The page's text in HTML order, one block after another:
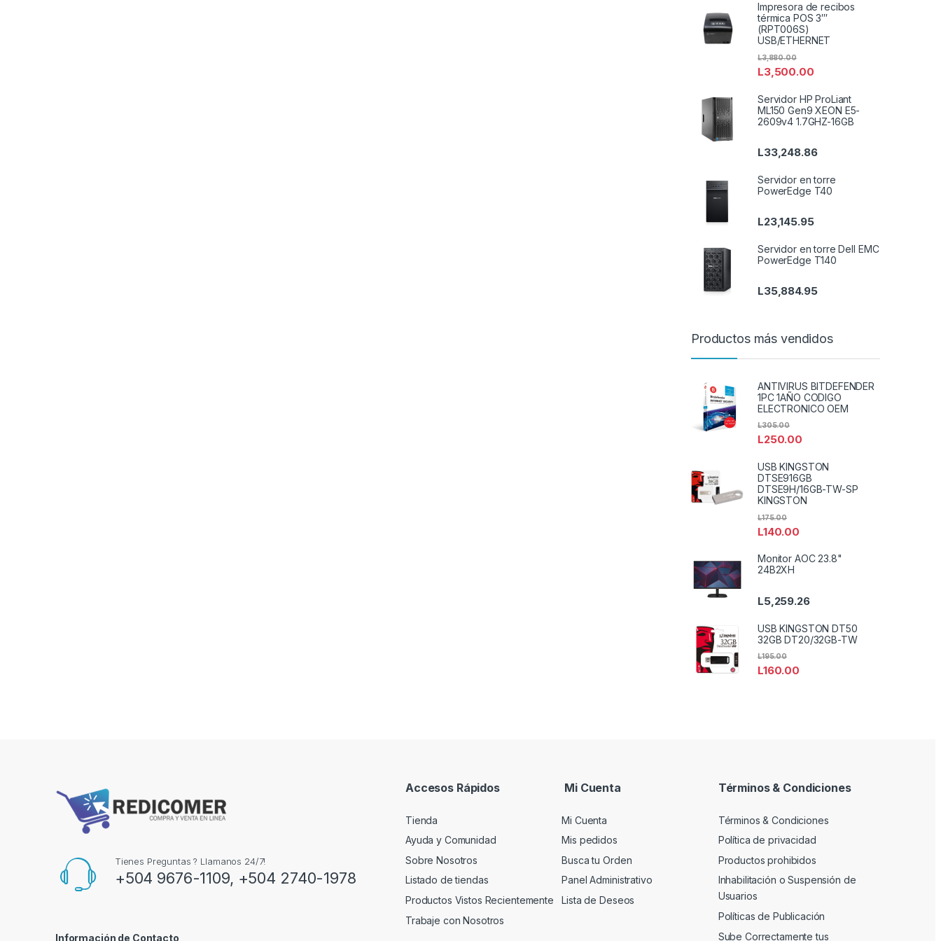
Impresora de recibos
térmica POS 3′′′
(RPT006S)
USB/ETHERNET
L3,500.00
L3,880.00
Servidor HP ProLiant
ML150 Gen9 XEON E5-
2609v4 1.7GHZ-16GB
L33,248.86
Servidor en torre
PowerEdge T40
L23,145.95
Servidor en torre Dell EMC
PowerEdge T140
L35,884.95
Productos más vendidos
ANTIVIRUS BITDEFENDER
1PC 1AÑO CODIGO
ELECTRONICO OEM
L250.00
L305.00
USB KINGSTON
DTSE916GB
DTSE9H/16GB-TW-SP
KINGSTON
L140.00
L175.00
Monitor AOC 23.8"
24B2XH
L5,259.26
USB KINGSTON DT50
32GB DT20/32GB-TW
L160.00
L195.00
Tienes Preguntas ? Llamanos 24/7!
+504 9676-1109, +504 2740-1978
Información de Contacto
Accesos Rápidos
Tienda
Ayuda y Comunidad
Sobre Nosotros
Listado de tiendas
Productos Vistos Recientemente
Trabaje con Nosotros
Mi Cuenta
Mi Cuenta
Mis pedidos
Busca tu Orden
Panel Administrativo
Lista de Deseos
Términos & Condiciones
Términos & Condiciones
Política de privacidad
Productos prohibidos
Inhabilitación o Suspensión de
Usuarios
Políticas de Publicación
Sube Correctamente tus